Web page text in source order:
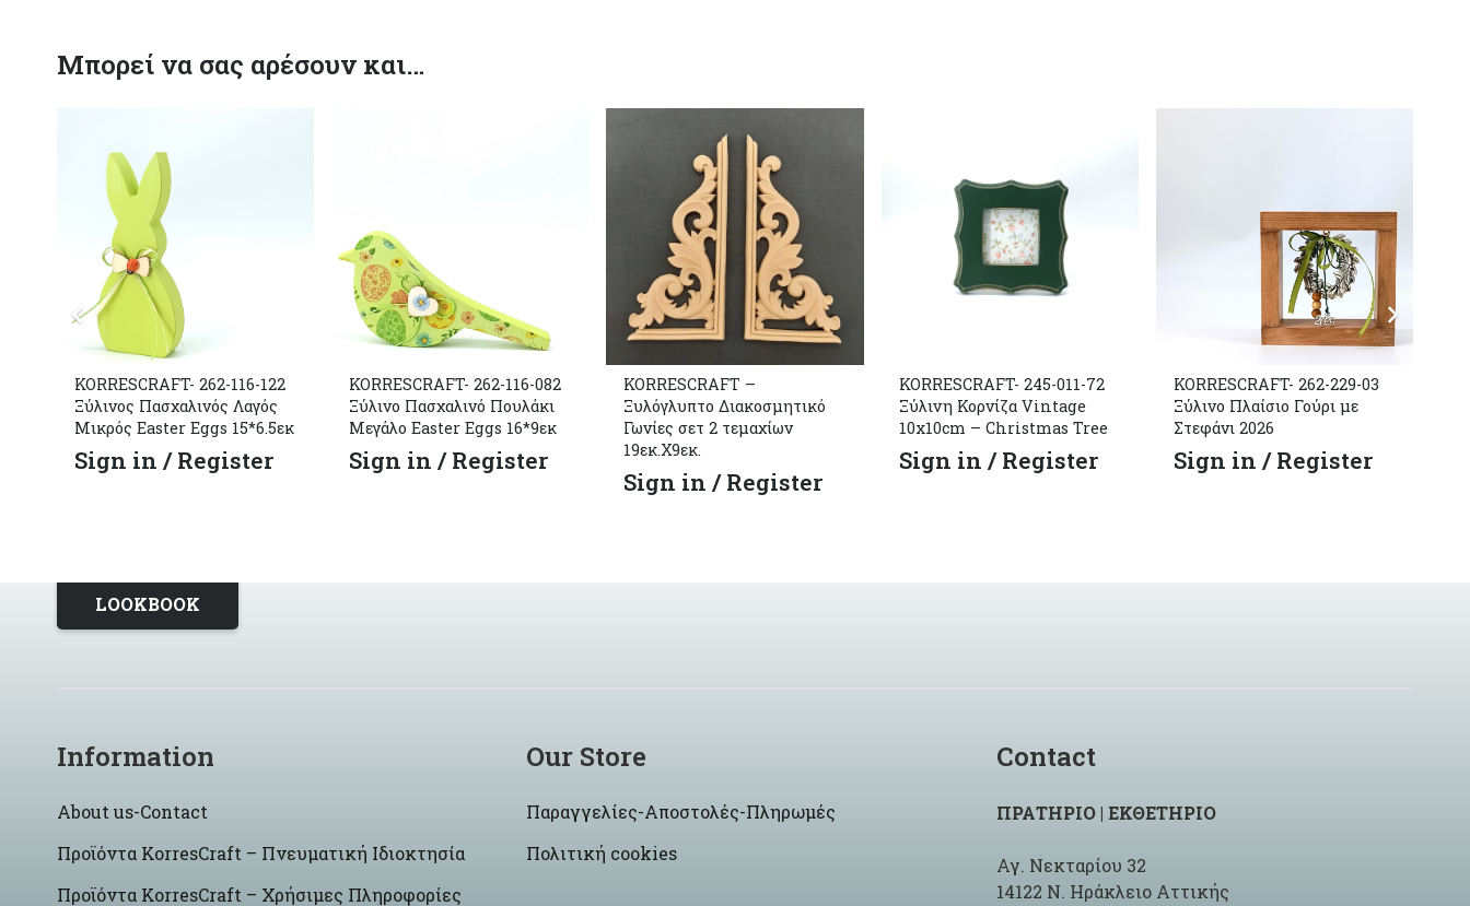
Μπορεί να σας αρέσουν και…
KORRESCRAFT- 262-116-122
Ξύλινος Πασχαλινός Λαγός
Μικρός Easter Eggs 15*6.5εκ
Sign in / Register
KORRESCRAFT- 262-116-082
Ξύλινο Πασχαλινό Πουλάκι
Μεγάλο Easter Eggs 16*9εκ
Sign in / Register
KORRESCRAFT –
Ξυλόγλυπτο Διακοσμητικό
Γωνίες σετ 2 τεμαχίων
19εκ.Χ9εκ.
Sign in / Register
KORRESCRAFT- 245-011-72
Ξύλινη Κορνίζα Vintage
10x10cm – Christmas Tree
Sign in / Register
KORRESCRAFT- 262-229-03
Ξύλινο Πλαίσιο Γούρι με
Στεφάνι 2026
Sign in / Register
LOOKBOOK
Information
About us-Contact
Προϊόντα KorresCraft – Πνευματική Ιδιοκτησία
Προϊόντα KorresCraft – Χρήσιμες Πληροφορίες
Our Store
Παραγγελίες-Αποστολές-Πληρωμές
Πολιτική cookies
Contact
ΠΡΑΤΗΡΙΟ | ΕΚΘΕΤΗΡΙΟ
Αγ. Νεκταρίου 32
14122 Ν. Ηράκλειο Αττικής